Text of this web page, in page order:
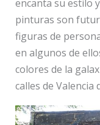
encanta su estilo
pinturas son
figuras de
en algunos de
colores de la
calles de Valencia